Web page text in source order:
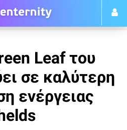
Leaf του
σε καλύτερη
ενέργειας